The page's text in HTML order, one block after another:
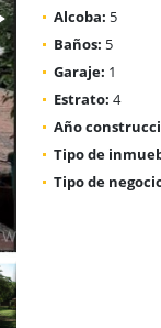
Alcoba: 5
Baños: 5
Garaje: 1
Estrato: 4
Año
Tipo de
Tipo de